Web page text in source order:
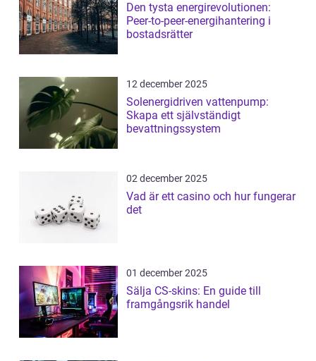
Den tysta energirevolutionen:
Peer-to-peer-energihantering i
bostadsrätter
12 december 2025
Solenergidriven vattenpump:
Skapa ett självständigt
bevattningssystem
02 december 2025
Vad är ett casino och hur fungerar
det
01 december 2025
Sälja CS-skins: En guide till
framgångsrik handel